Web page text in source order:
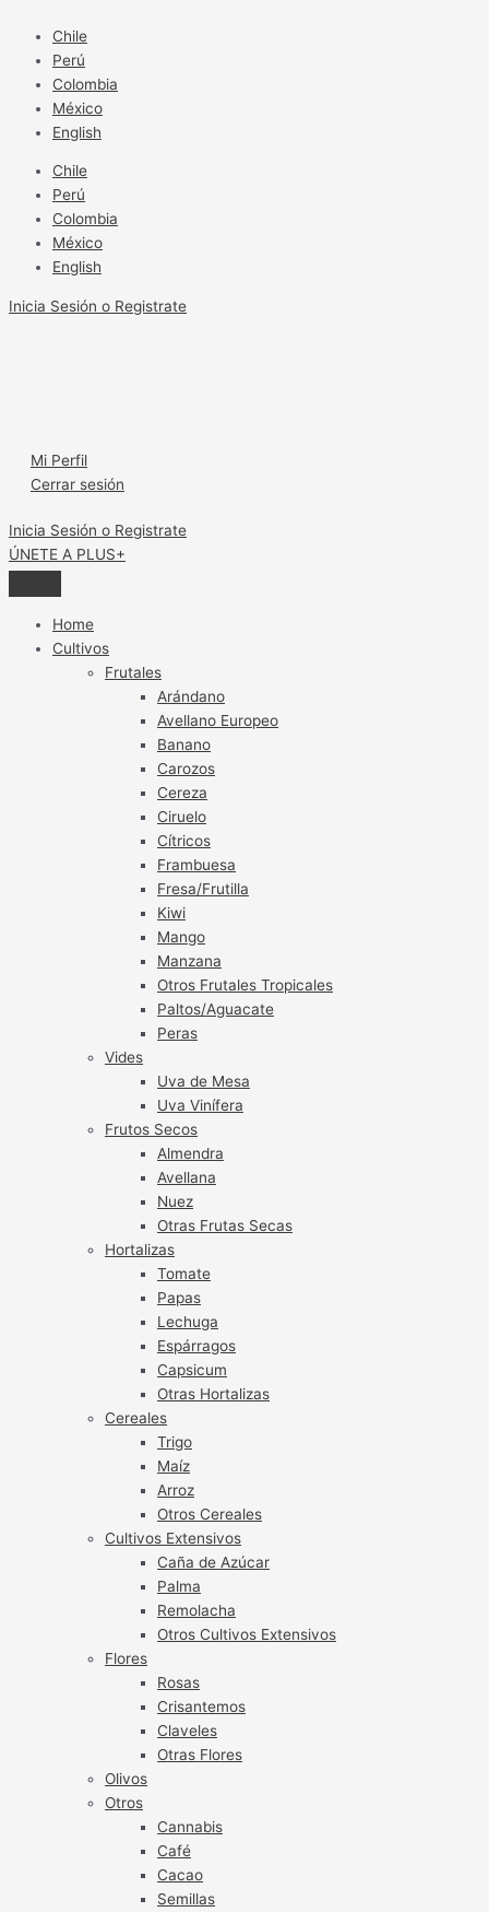
contenido
Chile
Perú
Colombia
México
English
Chile
Perú
Colombia
México
English
Inicia Sesión o Registrate
Mi Perfil
Cerrar sesión
Inicia Sesión o Registrate
ÚNETE A PLUS+
Home
Cultivos
Frutales
Arándano
Avellano Europeo
Banano
Carozos
Cereza
Ciruelo
Cítricos
Frambuesa
Fresa/Frutilla
Kiwi
Mango
Manzana
Otros Frutales Tropicales
Paltos/Aguacate
Peras
Vides
Uva de Mesa
Uva Vinífera
Frutos Secos
Almendra
Avellana
Nuez
Otras Frutas Secas
Hortalizas
Tomate
Papas
Lechuga
Espárragos
Capsicum
Otras Hortalizas
Cereales
Trigo
Maíz
Arroz
Otros Cereales
Cultivos Extensivos
Caña de Azúcar
Palma
Remolacha
Otros Cultivos Extensivos
Flores
Rosas
Crisantemos
Claveles
Otras Flores
Olivos
Otros
Cannabis
Café
Cacao
Semillas
productos
‘redescubiertos’